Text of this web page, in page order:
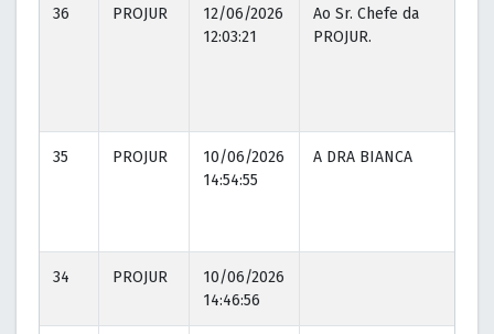
36 PROJUR
12/06/2026
12:03:21
Ao Sr. Chefe da
PROJUR.
35 PROJUR
10/06/2026
14:54:55
A DRA BIANCA
34 PROJUR
10/06/2026
14:46:56